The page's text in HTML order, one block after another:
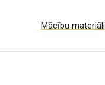
Mācību materiāli